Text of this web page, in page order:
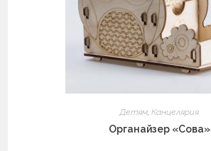
Детям, Канцелярия
Органайзер «Сова»